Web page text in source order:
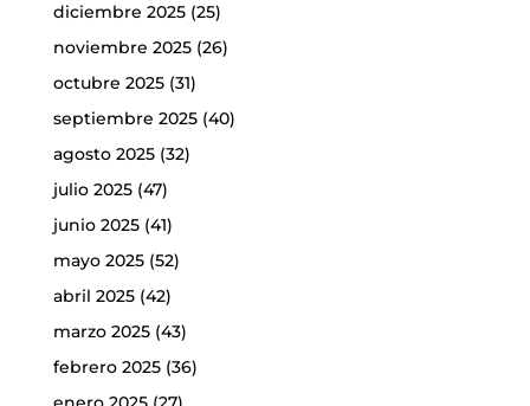
diciembre 2025(25)
noviembre 2025(26)
octubre 2025(31)
septiembre 2025(40)
agosto 2025(32)
julio 2025(47)
junio 2025(41)
mayo 2025(52)
abril 2025(42)
marzo 2025(43)
febrero 2025(36)